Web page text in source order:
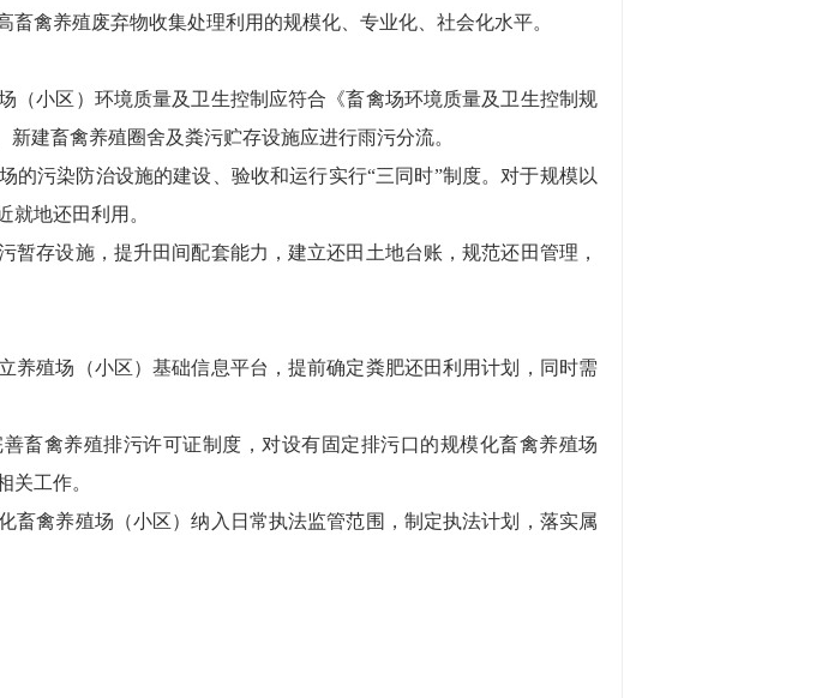
畜禽养殖废弃物收集处理利用的规模化、专业化、社会化水平。
小区）环境质量及卫生控制应符合《畜禽场环境质量及卫生控制规
新建畜禽养殖圈舍及粪污贮存设施应进行雨污分流。
污染防治设施的建设、验收和运行实行“三同时”制度。对于规模以
就地还田利用。
存设施，提升田间配套能力，建立还田土地台账，规范还田管理，
殖场（小区）基础信息平台，提前确定粪肥还田利用计划，同时需
禽养殖排污许可证制度，对设有固定排污口的规模化畜禽养殖场
关工作。
禽养殖场（小区）纳入日常执法监管范围，制定执法计划，落实属